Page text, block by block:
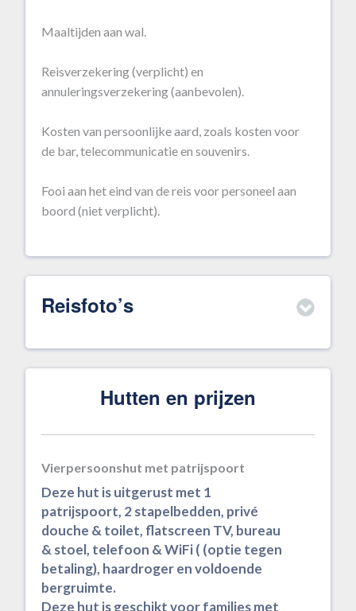
Maaltijden aan wal.
Reisverzekering (verplicht) en
annuleringsverzekering (aanbevolen).
Kosten van persoonlijke aard, zoals kosten voor
de bar, telecommunicatie en souvenirs.
Fooi aan het eind van de reis voor personeel aan
boord (niet verplicht).
Reisfoto’s
Hutten en prijzen
Vierpersoonshut met patrijspoort
Deze hut is uitgerust met 1
patrijspoort, 2 stapelbedden, privé
douche & toilet, flatscreen TV, bureau
& stoel, telefoon & WiFi ( (optie tegen
betaling), haardroger en voldoende
bergruimte.
Deze hut is geschikt voor families met